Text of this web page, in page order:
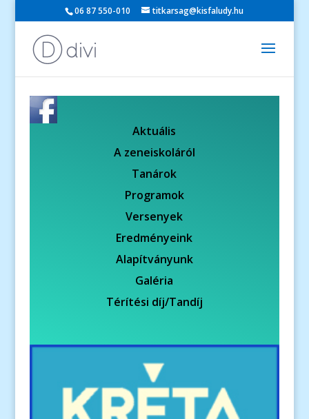
06 87 550-010 titkarsag@kisfaludy.hu
Aktuális
A zeneiskoláról
Tanárok
Programok
Versenyek
Eredményeink
Alapítványunk
Galéria
Térítési díj/Tandíj